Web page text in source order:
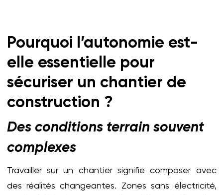
Pourquoi l’autonomie est-
elle essentielle pour
sécuriser un chantier de
construction ?
Des conditions terrain souvent
complexes
Travailler sur un chantier signifie composer avec
des réalités changeantes. Zones sans électricité,